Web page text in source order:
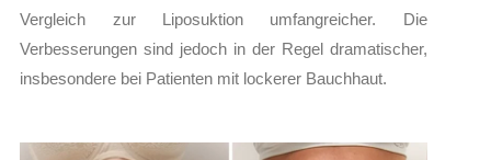
Vergleich zur Liposuktion umfangreicher. Die
Verbesserungen sind jedoch in der Regel dramatischer,
insbesondere bei Patienten mit lockerer Bauchhaut.